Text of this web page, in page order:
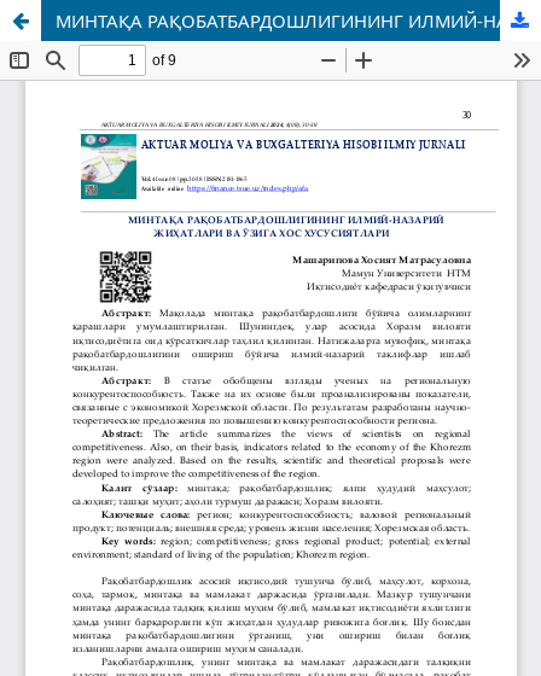
МИНТАҚА РАҚОБАТБАРДОШЛИГИНИНГ ИЛМИЙ-НАЗАРИЙ ЖИҲАТЛАРИ ВА ЎЗИГА ХОС ХУСУСИЯТЛАРИ